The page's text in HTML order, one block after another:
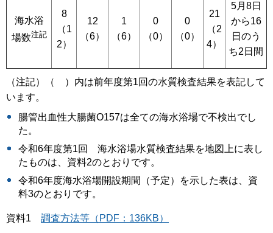
海水浴
場数注記
8
（1
2）
12
（6）
1
（6）
0
（0）
0
（0）
21
（2
4）
5月8日
から16
日のう
ち2日間
（注記）（ ）内は前年度第1回の水質検査結果を表記して
います。
腸管出血性大腸菌О157は全ての海水浴場で不検出でし
た。
令和6年度第1回 海水浴場水質検査結果を地図上に表し
たものは、資料2のとおりです。
令和6年度海水浴場開設期間（予定）を示した表は、資
料3のとおりです。
資料1 調査方法等（PDF：136KB）